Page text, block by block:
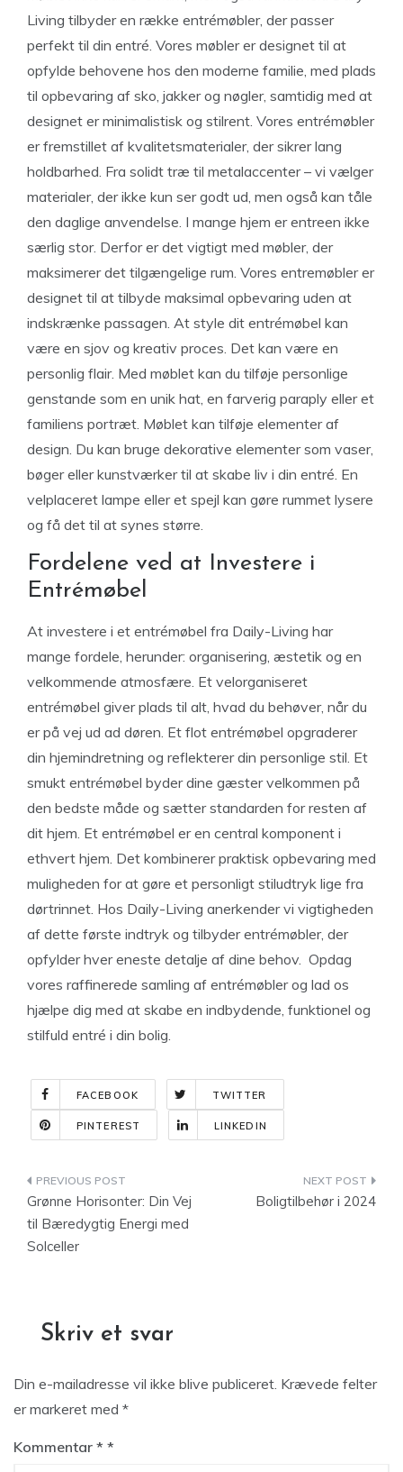
Living tilbyder en række entrémøbler, der passer
perfekt til din entré. Vores møbler er designet til at
opfylde behovene hos den moderne familie, med plads
til opbevaring af sko, jakker og nøgler, samtidig med at
designet er minimalistisk og stilrent. Vores entrémøbler
er fremstillet af kvalitetsmaterialer, der sikrer lang
holdbarhed. Fra solidt træ til metalaccenter – vi vælger
materialer, der ikke kun ser godt ud, men også kan tåle
den daglige anvendelse. I mange hjem er entreen ikke
særlig stor. Derfor er det vigtigt med møbler, der
maksimerer det tilgængelige rum. Vores entremøbler er
designet til at tilbyde maksimal opbevaring uden at
indskrænke passagen. At style dit entrémøbel kan
være en sjov og kreativ proces. Det kan være en
personlig flair. Med møblet kan du tilføje personlige
genstande som en unik hat, en farverig paraply eller et
familiens portræt. Møblet kan tilføje elementer af
design. Du kan bruge dekorative elementer som vaser,
bøger eller kunstværker til at skabe liv i din entré. En
velplaceret lampe eller et spejl kan gøre rummet lysere
og få det til at synes større.
Fordelene ved at Investere i
Entrémøbel
At investere i et entrémøbel fra Daily-Living har
mange fordele, herunder: organisering, æstetik og en
velkommende atmosfære. Et velorganiseret
entrémøbel giver plads til alt, hvad du behøver, når du
er på vej ud ad døren. Et flot entrémøbel opgraderer
din hjemindretning og reflekterer din personlige stil. Et
smukt entrémøbel byder dine gæster velkommen på
den bedste måde og sætter standarden for resten af
dit hjem. Et entrémøbel er en central komponent i
ethvert hjem. Det kombinerer praktisk opbevaring med
muligheden for at gøre et personligt stiludtryk lige fra
dørtrinnet. Hos Daily-Living anerkender vi vigtigheden
af dette første indtryk og tilbyder entrémøbler, der
opfylder hver eneste detalje af dine behov. Opdag
vores raffinerede samling af entrémøbler og lad os
hjælpe dig med at skabe en indbydende, funktionel og
stilfuld entré i din bolig.
FACEBOOK TWITTER
PINTEREST LINKEDIN
Indlægsnavigation
Grønne Horisonter: Din Vej
til Bæredygtig Energi med
Solceller
Boligtilbehør i 2024
Skriv et svar
Din e-mailadresse vil ikke blive publiceret. Krævede felter
er markeret med *
Kommentar *